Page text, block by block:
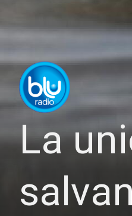
La